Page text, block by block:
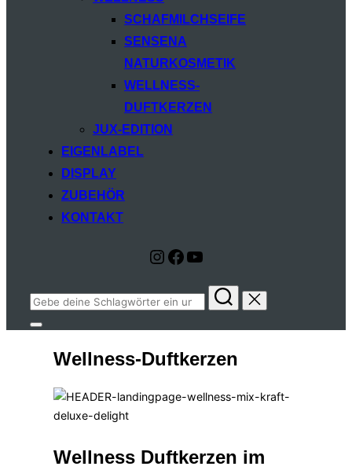
SCHAFMILCHSEIFE
SENSENA
NATURKOSMETIK
WELLNESS-
DUFTKERZEN
JUX-EDITION
EIGENLABEL
DISPLAY
ZUBEHÖR
KONTAKT
Instagram
Facebook
YouTube
Suchen
nach:
Seitenleiste
Navigation
umschalten
Wellness-Duftkerzen
Wellness Duftkerzen im